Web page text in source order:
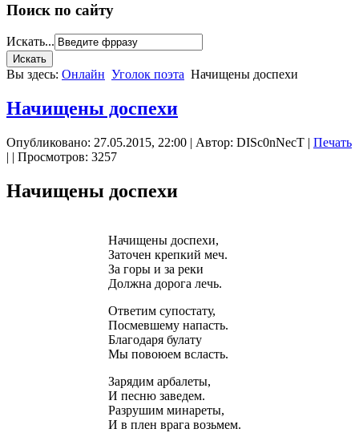
Поиск по сайту
Искать...
Вы здесь: Онлайн Уголок поэта Начищены доспехи
Начищены доспехи
Опубликовано: 27.05.2015, 22:00 | Автор: DISc0nNecT | Печать
| | Просмотров: 3257
Начищены доспехи
Начищены доспехи,
Заточен крепкий меч.
За горы и за реки
Должна дорога лечь.
Ответим супостату,
Посмевшему напасть.
Благодаря булату
Мы повоюем всласть.
Зарядим арбалеты,
И песню заведем.
Разрушим минареты,
И в плен врага возьмем.